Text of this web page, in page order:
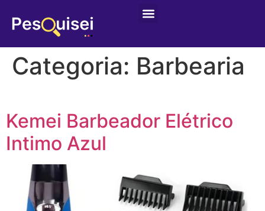
Categoria: Barbearia
Kemei Barbeador Elétrico
Intimo Azul